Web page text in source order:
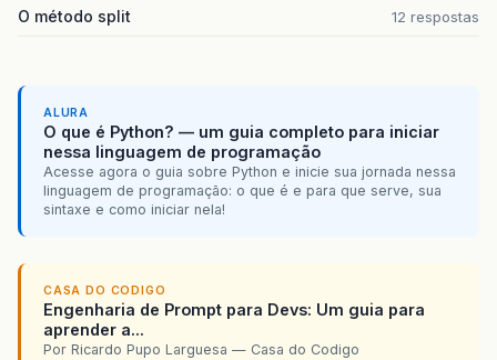
O método split 12 respostas
ALURA
O que é Python? — um guia completo para iniciar
nessa linguagem de programação
Acesse agora o guia sobre Python e inicie sua jornada nessa
linguagem de programação: o que é e para que serve, sua
sintaxe e como iniciar nela!
CASA DO CODIGO
Engenharia de Prompt para Devs: Um guia para
aprender a...
Por Ricardo Pupo Larguesa — Casa do Codigo